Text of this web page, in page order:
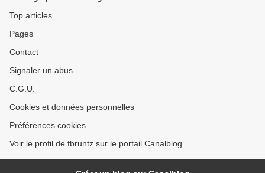
Top articles
Pages
Contact
Signaler un abus
C.G.U.
Cookies et données personnelles
Préférences cookies
Voir le profil de fbruntz sur le portail Canalblog